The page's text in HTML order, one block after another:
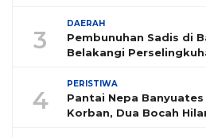
3
DAERAH
Pembunuhan Sadis di
Belakangi
4
PERISTIWA
Pantai Nepa
Korban, Dua Bocah